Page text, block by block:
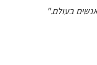
בעולם."